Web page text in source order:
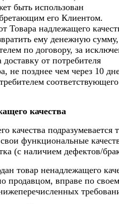
быть использован
его Клиентом.
Товара надлежащего
ему денежную сумму,
по договору, за
от потребителя
не позднее чем через 10
соответствующего
качества
качества подразумевается
функциональные
(с наличием дефектов/
товар ненадлежащего
продавцом, вправе по